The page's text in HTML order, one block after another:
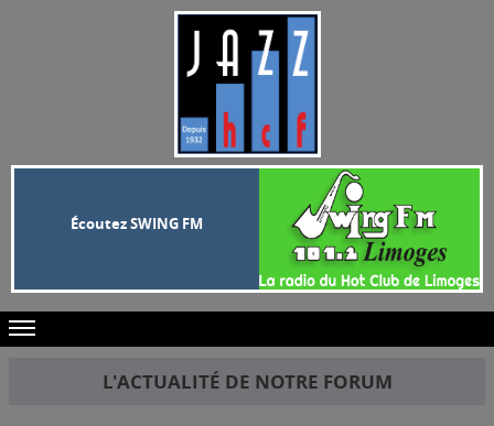
Écoutez SWING FM
L'ACTUALITÉ DE NOTRE FORUM